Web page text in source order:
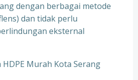
dengan berbagai metode
dan tidak perlu
eksternal